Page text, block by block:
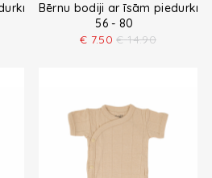
Bērnu bodiji ar īsām
56 - 80
€ 7.50 € 14.90